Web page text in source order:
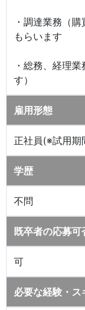
・調達業務（
もらいます
・総務、経理
す）
雇用形態
正社員(※試用期
学歴
不問
既卒者の応募可
可
必要な経験・ス